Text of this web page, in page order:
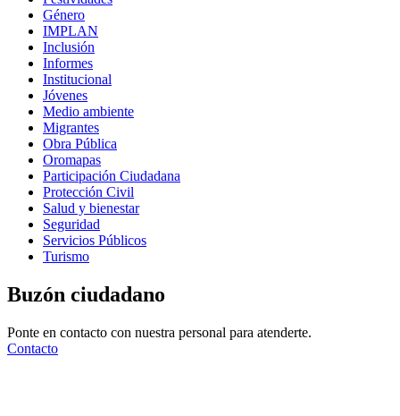
Género
IMPLAN
Inclusión
Informes
Institucional
Jóvenes
Medio ambiente
Migrantes
Obra Pública
Oromapas
Participación Ciudadana
Protección Civil
Salud y bienestar
Seguridad
Servicios Públicos
Turismo
Buzón ciudadano
Ponte en contacto con nuestra personal para atenderte.
Contacto